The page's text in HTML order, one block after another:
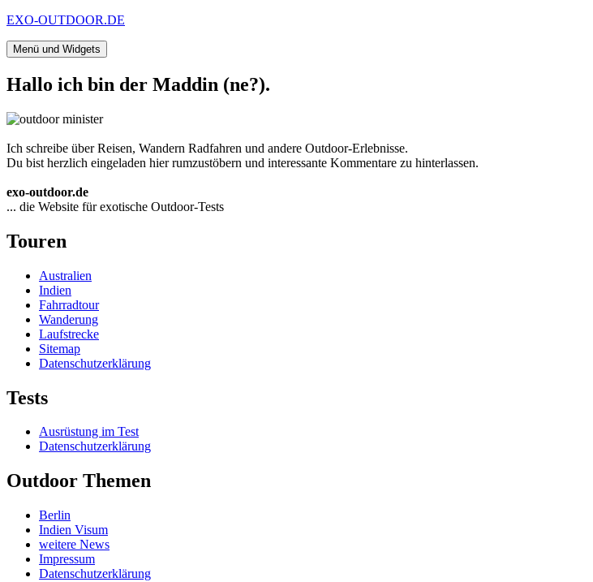
Zum
springen
EXO-OUTDOOR.DE
Menü und Widgets
Hallo ich bin der Maddin (ne?).
Ich schreibe über Reisen, Wandern Radfahren und andere Outdoor-Erlebnisse.
Du bist herzlich eingeladen hier rumzustöbern und interessante Kommentare zu hinterlassen.
exo-outdoor.de
... die Website für exotische Outdoor-Tests
Touren
Australien
Indien
Fahrradtour
Wanderung
Laufstrecke
Sitemap
Datenschutzerklärung
Tests
Ausrüstung im Test
Datenschutzerklärung
Outdoor Themen
Berlin
Indien Visum
weitere News
Impressum
Datenschutzerklärung